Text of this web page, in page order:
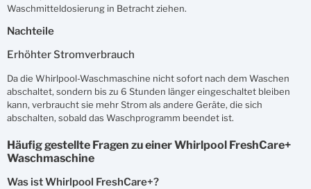
Waschmitteldosierung in Betracht ziehen.
Nachteile
Erhöhter Stromverbrauch
Da die Whirlpool-Waschmaschine nicht sofort nach dem Waschen
abschaltet, sondern bis zu 6 Stunden länger eingeschaltet bleiben
kann, verbraucht sie mehr Strom als andere Geräte, die sich
abschalten, sobald das Waschprogramm beendet ist.
Häufig gestellte Fragen zu einer Whirlpool FreshCare+
Waschmaschine
Was ist Whirlpool FreshCare+?